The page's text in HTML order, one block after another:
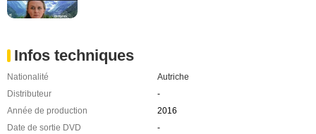
Infos techniques
Nationalité
Autriche
Distributeur
-
Année de production
2016
Date de sortie DVD
-